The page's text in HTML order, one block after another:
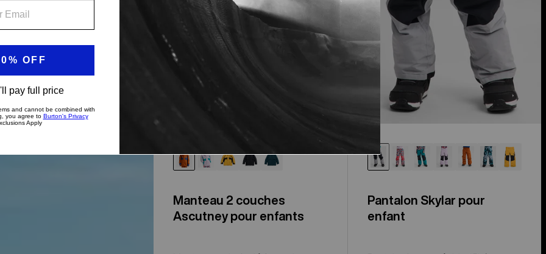
Manteau 2 couches
Ascutney pour enfants
Pantalon Skylar pour
enfant